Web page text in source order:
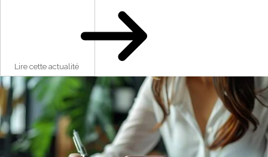
Lire cette actualité